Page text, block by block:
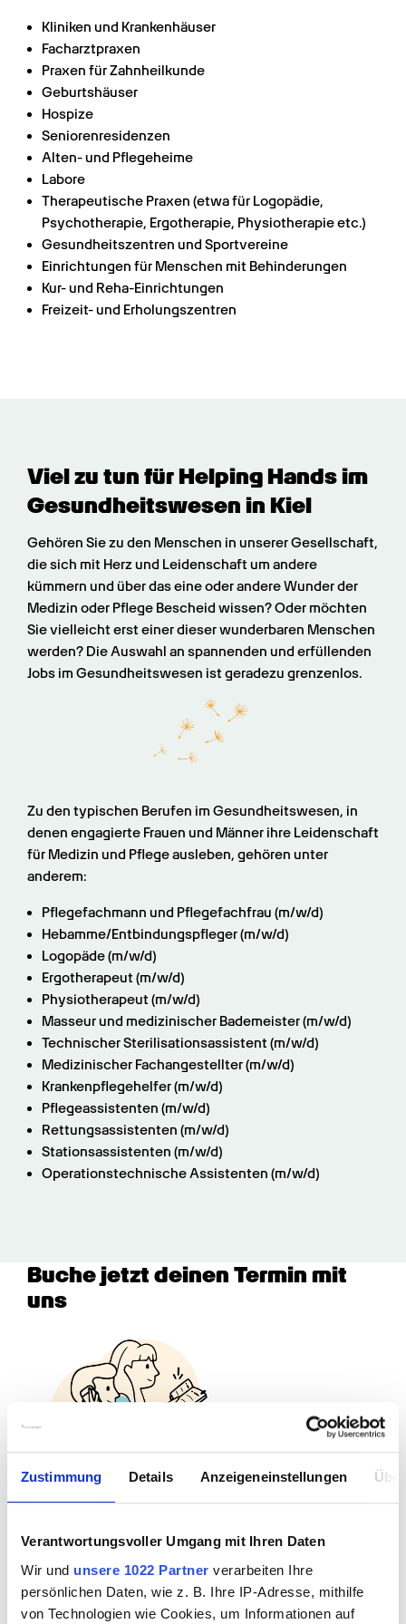
Zustimmung Details Anzeigeneinstellungen
Verantwortungsvoller Umgang mit Ihren Daten
Wir und unsere 1022 Partner verarbeiten Ihre
persönlichen Daten, wie z. B. Ihre IP-Adresse, mithilfe
von Technologien wie Cookies, um Informationen auf
Kliniken und Krankenhäuser
Facharztpraxen
Praxen für Zahnheilkunde
Geburtshäuser
Hospize
Seniorenresidenzen
Alten- und Pflegeheime
Labore
Therapeutische Praxen (etwa für Logopädie,
Psychotherapie, Ergotherapie, Physiotherapie etc.)
Gesundheitszentren und Sportvereine
Einrichtungen für Menschen mit Behinderungen
Kur- und Reha-Einrichtungen
Freizeit- und Erholungszentren
Viel zu tun für Helping Hands im
Gesundheits­wesen in Kiel
Gehören Sie zu den Menschen in unserer Gesellschaft,
die sich mit Herz und Leidenschaft um andere
kümmern und über das eine oder andere Wunder der
Medizin oder Pflege Bescheid wissen? Oder möchten
Sie vielleicht erst einer dieser wunderbaren Menschen
werden? Die Auswahl an spannenden und erfüllenden
Jobs im Gesundheitswesen ist geradezu grenzenlos.
Zu den typischen Berufen im Gesundheitswesen, in
denen engagierte Frauen und Männer ihre Leidenschaft
für Medizin und Pflege ausleben, gehören unter
anderem:
Pflegefachmann und Pflegefachfrau (m/w/d)
Hebamme/Entbindungspfleger (m/w/d)
Logopäde (m/w/d)
Ergotherapeut (m/w/d)
Physiotherapeut (m/w/d)
Masseur und medizinischer Bademeister (m/w/d)
Technischer Sterilisationsassistent (m/w/d)
Medizinischer Fachangestellter (m/w/d)
Krankenpflegehelfer (m/w/d)
Pflegeassistenten (m/w/d)
Rettungsassistenten (m/w/d)
Stationsassistenten (m/w/d)
Operationstechnische Assistenten (m/w/d)
Buche jetzt deinen Termin mit
uns
du buchen?
Vorstellungsgespräch (online)
Vorstellungsgespräch (persönlich)